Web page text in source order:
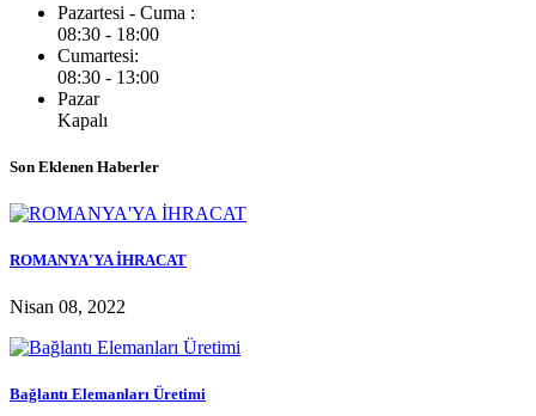
Pazartesi - Cuma :
08:30 - 18:00
Cumartesi:
08:30 - 13:00
Pazar
Kapalı
Son Eklenen Haberler
ROMANYA'YA İHRACAT
Nisan 08, 2022
Bağlantı Elemanları Üretimi